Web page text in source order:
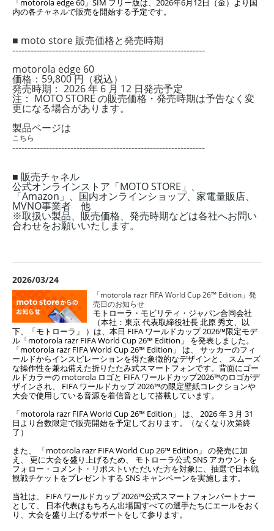
「motorola edge 60」SIM フリー版は、2026年6月12日（金）より国
内の各チャネルで販売を開始する予定です。
■ moto store 販売価格と発売時期
---------------------------------------------------------------
motorola edge 60
価格：59,800 円（税込）
発売時期： 2026 年 6 月 12 日発売予定
注： MOTO STORE の販売価格・発売時期は予告なく変
更になる場合があります。
製品ページは
こちら
---------------------------------------------------------------
■ 販売チャネル
公式オンラインストア「MOTO STORE」、
「Amazon」、国内オンラインショップ、家電量販店、
MVNO事業者 他
※取扱い製品、販売価格、発売時期などは各社へお問い
合わせをお願いいたします。
2026/03/24
「motorola razr FIFA World Cup 26™ Edition」発
売日のお知らせ
モトローラ・モビリティ・ジャパン合同会社
（本社：東京 代表取締役社長 北原 秀文、 以
下、「モトローラ」 ）は、本日 FIFA ワールドカップ 2026™限定モデ
ル「motorola razr FIFA World Cup 26™ Edition」 を発表しました。
「motorola razr FIFA World Cup 26™ Edition」 は、 サッカーのフィ
ールドからインスピレーションを得た象徴的なデザインと、 スムーズ
な操作性を兼ね備えた折りたたみ式スマートフォンです。背面にゴー
ルドカラーの motorola ロゴと FIFA ワールドカップ2026™のロゴがデ
ザインされ、 FIFA ワールドカップ 2026™の限定壁紙コレクションや
大会で使用している音源を着信音として搭載しています。
「motorola razr FIFA World Cup 26™ Edition」 は、 2026 年 3 月 31
日より台数限定で販売開始を予定しております。（なくなり次第終
了）
また、 「motorola razr FIFA World Cup 26™ Edition」 の発売に加
え、 更に大会を盛り上げるため、 モトローラ公式 SNS アカウントを
フォロー・コメント・リポストいただいた方を対象に、抽選で日本戦
観戦チケットをプレゼントする SNS キャンペーンを実施します。
当社は、 FIFA ワールドカップ 2026™公式スマートフォンパートナー
として、 日本代表はもちろん出場国すべての選手たちにエールをおく
り、大会を盛り上げるサポートをして参ります。